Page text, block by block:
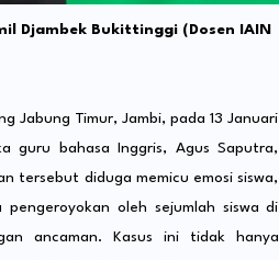
Djambek Bukittinggi (Dosen IAIN
Jabung Timur, Jambi, pada 13 Januari
guru bahasa Inggris, Agus Saputra,
tersebut diduga memicu emosi siswa,
oleh sejumlah siswa di
ancaman. Kasus ini tidak hanya